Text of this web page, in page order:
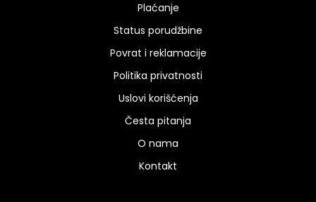
Plaćanje
Status porudžbine
Povrat i reklamacije
Politika privatnosti
Uslovi korišćenja
Česta pitanja
O nama
Kontakt